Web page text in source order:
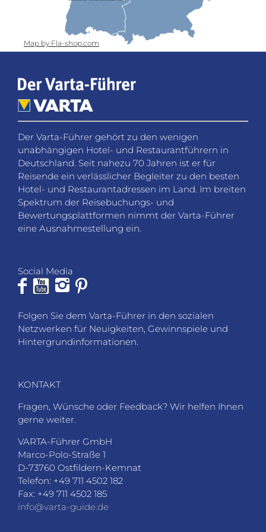
Map by Fla-shop.com
Der Varta-Führer gehört zu den wenigen
unabhängigen Hotel- und Restaurantführern in
Deutschland. Seit nahezu 70 Jahren ist er für
Reisende ein verlässlicher Begleiter zu den besten
Hotel- und Restaurantadressen im Land. Im breiten
Spektrum der Reisebuchungs- und
Bewertungsplattformen nimmt der Varta-Führer
eine Ausnahmestellung ein.
Social Media
Folgen Sie dem Varta-Führer in den sozialen
Netzwerken für Neuigkeiten, Gewinnspiele und
Hintergrundinformationen.
KONTAKT
Fragen, Wünsche oder Feedback? Wir helfen Ihnen
gerne weiter.
VARTA-Führer GmbH
Marco-Polo-Straße 1
D-73760 Ostfildern-Kemnat
Telefon: +49 711 4502 182
Fax: +49 711 4502 185
info@varta-guide.de